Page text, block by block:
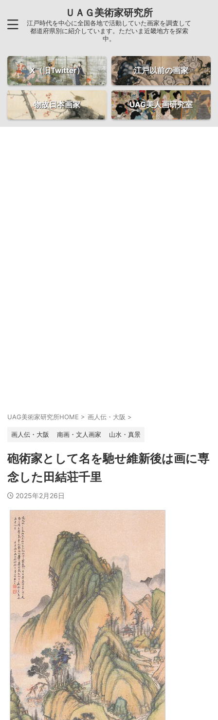
ＵＡＧ美術家研究所
江戸時代を中心に全国各地で活動していた画家を調査して
都道府県別に紹介しています。ただいま近畿地方を探索
中。
X（旧Twitter） 江戸以前の画家
物故日本画家 UAG美人画研究室
UAG美術家研究所HOME > 画人伝・大阪 >
画人伝・大阪 南画・文人画家 山水・真景
砲術家として名を馳せ維新後は画に専
念した田結荘千里
2025年2月26日